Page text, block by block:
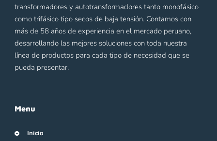
transformadores y autotransformadores tanto monofásico
como trifásico tipo secos de baja tensión. Contamos con
más de 58 años de experiencia en el mercado peruano,
desarrollando las mejores soluciones con toda nuestra
línea de productos para cada tipo de necesidad que se
pueda presentar.
Menu
Inicio